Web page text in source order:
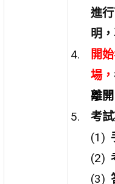
進
明
開
場，
離開
考